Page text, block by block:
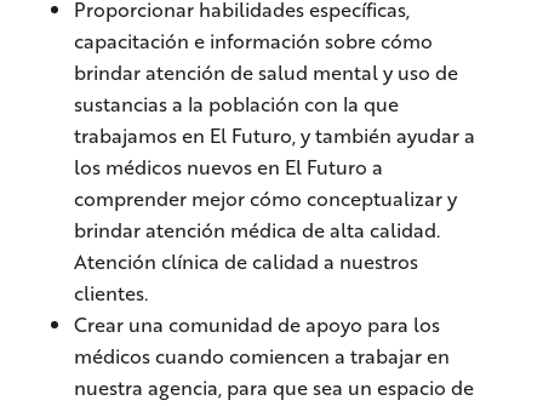
Proporcionar habilidades específicas,
capacitación e información sobre cómo
brindar atención de salud mental y uso de
sustancias a la población con la que
trabajamos en El Futuro, y también ayudar a
los médicos nuevos en El Futuro a
comprender mejor cómo conceptualizar y
brindar atención médica de alta calidad.
Atención clínica de calidad a nuestros
clientes.
Crear una comunidad de apoyo para los
médicos cuando comiencen a trabajar en
nuestra agencia, para que sea un espacio de